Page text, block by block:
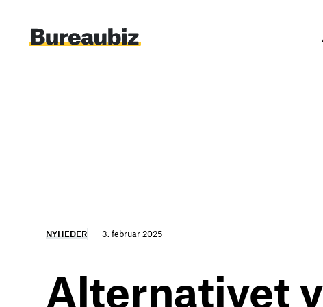
indhold
NYHEDER 3. februar 2025
Alternativet